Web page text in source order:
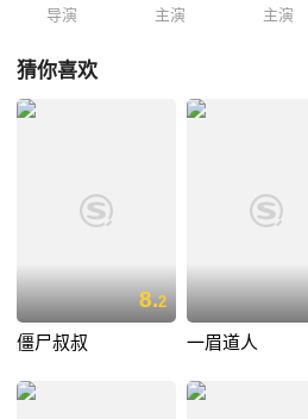
导演 主演 主演
猜你喜欢
8.2
僵尸叔叔 一眉道人